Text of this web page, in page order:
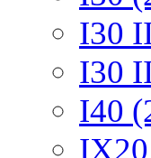
I30
I30
I40